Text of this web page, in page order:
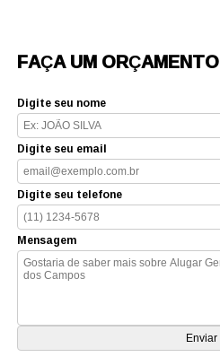
FAÇA UM ORÇAMENTO
Digite seu nome
Digite seu email
Digite seu telefone
Mensagem